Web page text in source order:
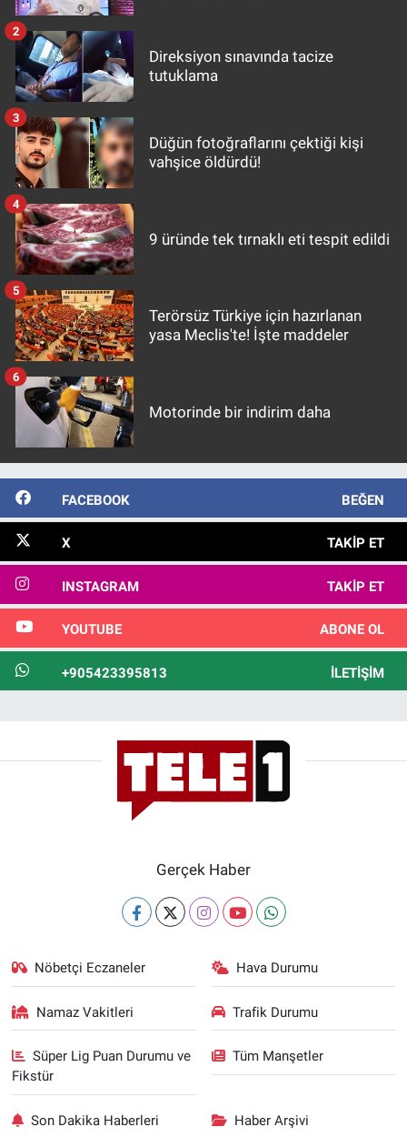
Direksiyon sınavında tacize
tutuklama
2
Düğün fotoğraflarını çektiği kişi
vahşice öldürdü!
3
9 üründe tek tırnaklı eti tespit edildi
4
Terörsüz Türkiye için hazırlanan
yasa Meclis'te! İşte maddeler
5
Motorinde bir indirim daha
6
FACEBOOK BEĞEN
X TAKIP ET
INSTAGRAM TAKIP ET
YOUTUBE ABONE OL
+905423395813 İLETIŞIM
Gerçek Haber
Nöbetçi Eczaneler Hava Durumu
Namaz Vakitleri Trafik Durumu
Süper Lig Puan Durumu ve
Fikstür
Tüm Manşetler
Son Dakika Haberleri Haber Arşivi